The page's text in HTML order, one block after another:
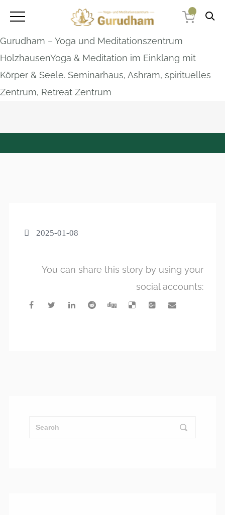
Gurudham – Yoga und Meditationszentrum
HolzhausenYoga & Meditation im Einklang mit
Körper & Seele. Seminarhaus, Ashram, spirituelles
Zentrum, Retreat Zentrum
0
2025-01-08
You can share this story by using your
social accounts: